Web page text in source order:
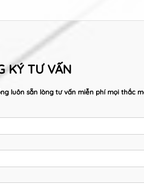
KÝ TƯ VẤN
luôn sẵn lòng tư vấn miễn phí mọi thắc